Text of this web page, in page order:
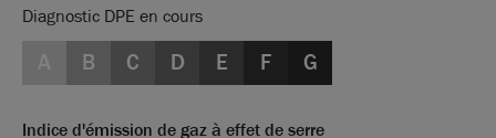
Diagnostic DPE en cours
B C D E F G
Indice d'émission de gaz à effet de serre